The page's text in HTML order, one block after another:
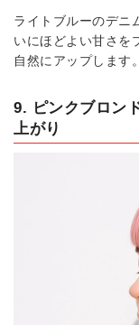
ライトブルーのデニ
いにほどよい甘さを
自然にアップします。
9. ピンクブロン
上がり